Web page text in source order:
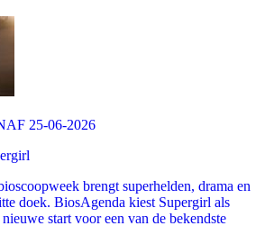
25-06-2026
brengt superhelden, drama en
doek. BiosAgenda kiest Supergirl als
start voor een van de bekendste